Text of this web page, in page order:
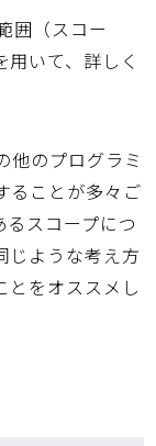
囲（スコー
いて、詳しく
他のプログラミ
ることが多々ご
スコープにつ
じような考え方
とをオススメし